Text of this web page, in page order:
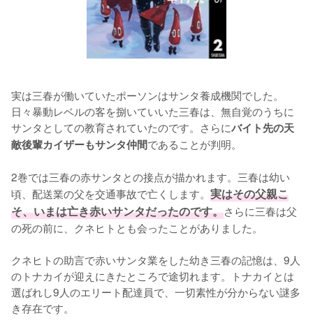
実は三春が働いていたポーソンはサンタ養成機関でした。
日々暴動レベルの客を捌いていいた三春は、無自覚のうちに
サンタとしての教育されていたのです。さらにバイト先の天
敵後輩カイザーもサンタ仲間であることが判明。
2巻では三春の赤サンタとの接点が描かれます。三春は幼い
頃、配送業の父を交通事故で亡くします。 実はその父親こ
そ、いまは亡き赤いサンタだったのです。さらに三春は父
の死の前に、クネヒトとも会ったことがありました。
クネヒトの助言で赤いサンタ業をした幼き三春の記憶は、9人
のトナカイが迎えにきたところで途切れます。トナカイとは
選ばれし9人のエリート配達員で、一切素性が分からない謎多
き存在です。